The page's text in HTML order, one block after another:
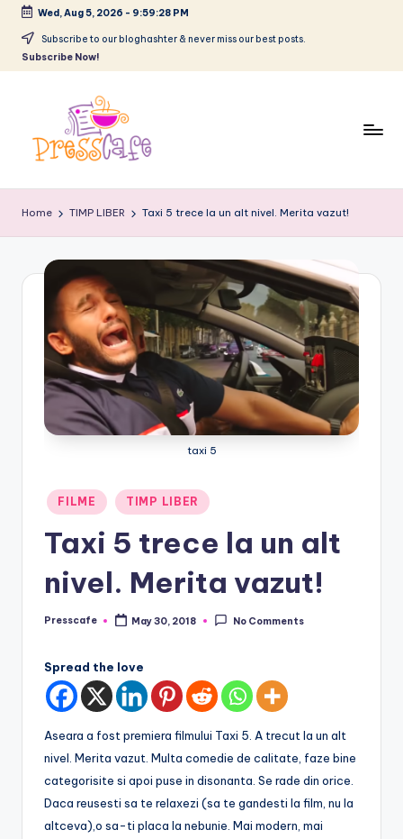
Skip
Wed, Aug 5, 2026 - 9:59:29 PM
Subscribe to our bloghashter & never miss our best posts.
Subscribe Now!
r
e
s
Home TIMP LIBER Taxi 5 trece la un alt nivel. Merita vazut!
taxi 5
Posted
FILME TIMP LIBER
Taxi 5 trece la un alt
nivel. Merita vazut!
Posted
Presscafe May 30, 2018 No Comments
Spread the love
Aseara a fost premiera filmului Taxi 5. A trecut la un alt
nivel. Merita vazut. Multa comedie de calitate, faze bine
categorisite si apoi puse in disonanta. Se rade din orice.
Daca reusesti sa te relaxezi (sa te gandesti la film, nu la
altceva),o sa-ti placa la nebunie. Mai modern, mai